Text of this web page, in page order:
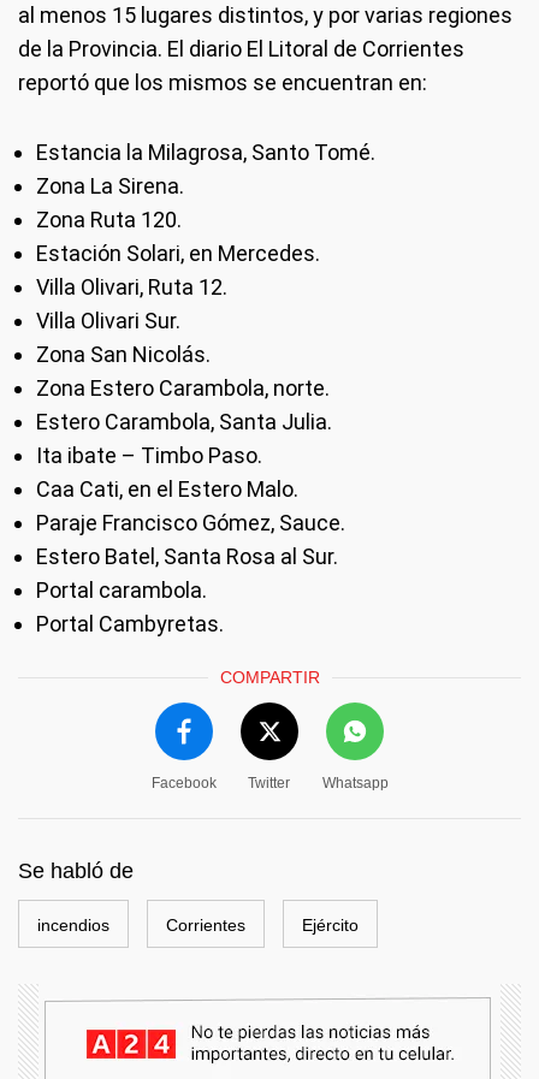
al menos 15 lugares distintos, y por varias regiones
de la Provincia. El diario El Litoral de Corrientes
reportó que los mismos se encuentran en:
Estancia la Milagrosa, Santo Tomé.
Zona La Sirena.
Zona Ruta 120.
Estación Solari, en Mercedes.
Villa Olivari, Ruta 12.
Villa Olivari Sur.
Zona San Nicolás.
Zona Estero Carambola, norte.
Estero Carambola, Santa Julia.
Ita ibate – Timbo Paso.
Caa Cati, en el Estero Malo.
Paraje Francisco Gómez, Sauce.
Estero Batel, Santa Rosa al Sur.
Portal carambola.
Portal Cambyretas.
COMPARTIR
Facebook Twitter Whatsapp
Se habló de
incendios Corrientes Ejército